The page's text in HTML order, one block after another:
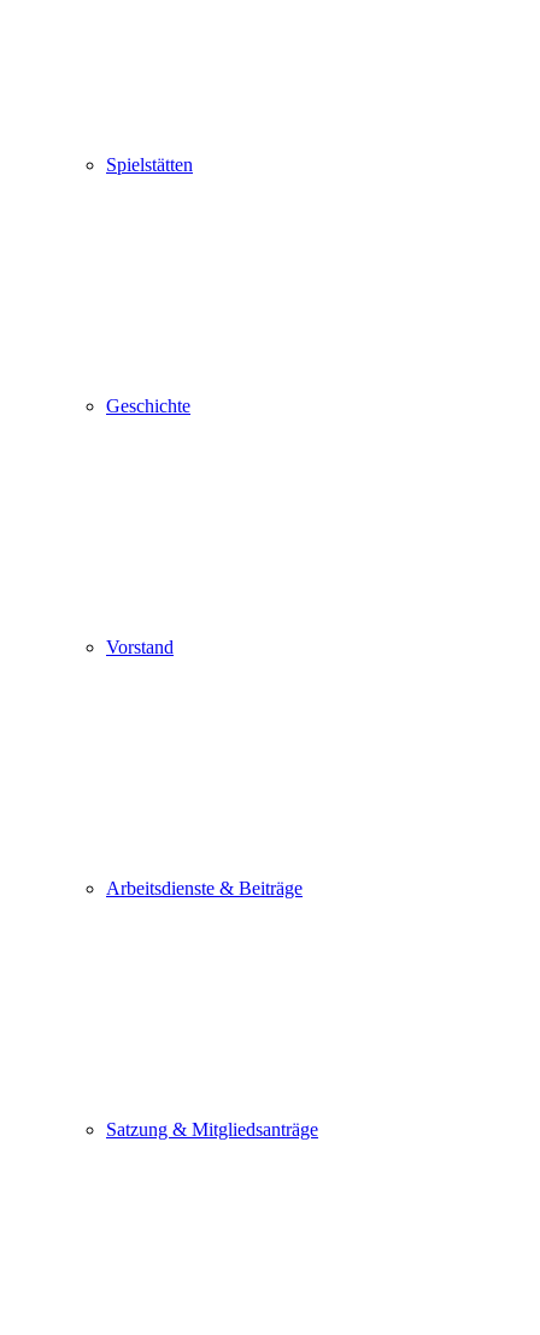
Spielstätten
Geschichte
Vorstand
Arbeitsdienste & Beiträge
Satzung & Mitgliedsanträge